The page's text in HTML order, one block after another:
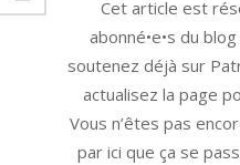
Cet article est
abonné•e•s du
soutenez déjà sur
actualisez la page
Vous n’êtes pas
par ici que ça se